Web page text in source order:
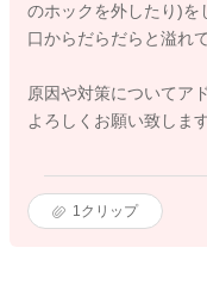
のホックを外したり)を
口からだらだらと溢れ
原因や対策についてア
よろしくお願い致しま
1 クリップ